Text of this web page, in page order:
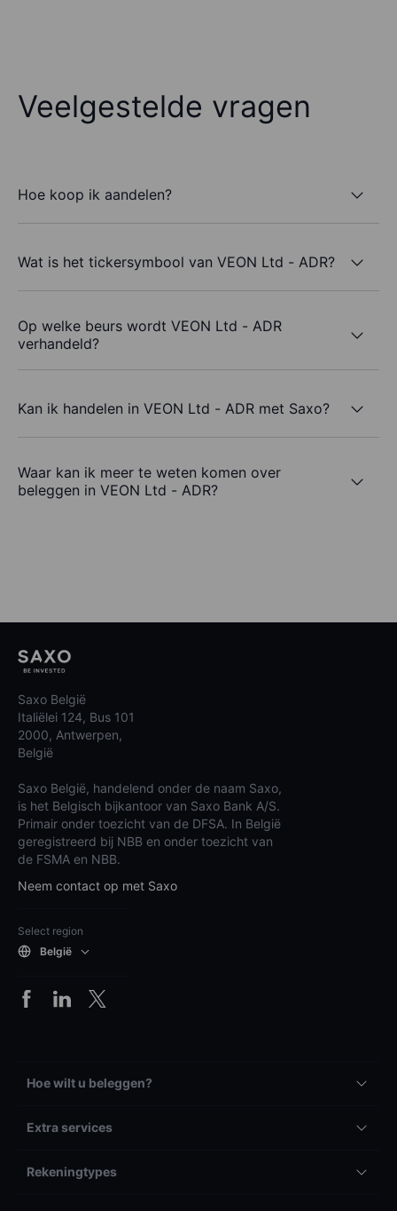
Veelgestelde vragen
Hoe koop ik aandelen?
Wat is het tickersymbool van VEON Ltd - ADR?
Op welke beurs wordt VEON Ltd - ADR
verhandeld?
Kan ik handelen in VEON Ltd - ADR met Saxo?
Waar kan ik meer te weten komen over
beleggen in VEON Ltd - ADR?
Saxo België
Italiëlei 124, Bus 101
2000, Antwerpen,
België
Saxo België, handelend onder de naam Saxo,
is het Belgisch bijkantoor van Saxo Bank A/S.
Primair onder toezicht van de DFSA. In België
geregistreerd bij NBB en onder toezicht van
de FSMA en NBB.
Neem contact op met Saxo
Select region
België
Hoe wilt u beleggen?
Extra services
Rekeningtypes